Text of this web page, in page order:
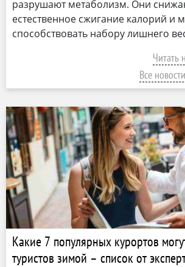
разрушают метаболизм. Они
естественное сжигание калорий и
способствовать набору лишнего
Читать
Все
Какие 7 популярных курортов
туристов зимой – список от